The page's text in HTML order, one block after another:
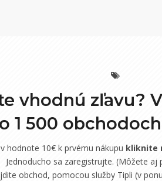
vhodnú zľavu?
1 500
hodnote 10€ k prvému nákupu kliknite
Jednoducho sa zaregistrujte. (Môžete aj
obchod, pomocou služby Tipli (v